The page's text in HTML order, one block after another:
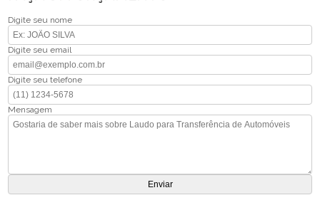
Digite seu nome
Digite seu email
Digite seu telefone
Mensagem